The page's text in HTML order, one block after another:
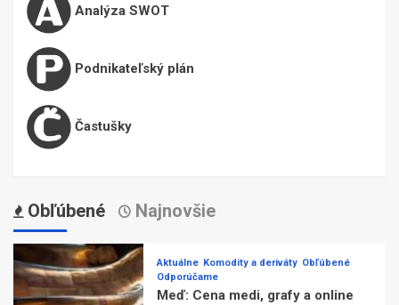
Analýza SWOT
Podnikateľský plán
Častušky
Obľúbené Najnovšie
Aktuálne Komodity a deriváty Obľúbené
Odporúčame
Meď: Cena medi, grafy a online